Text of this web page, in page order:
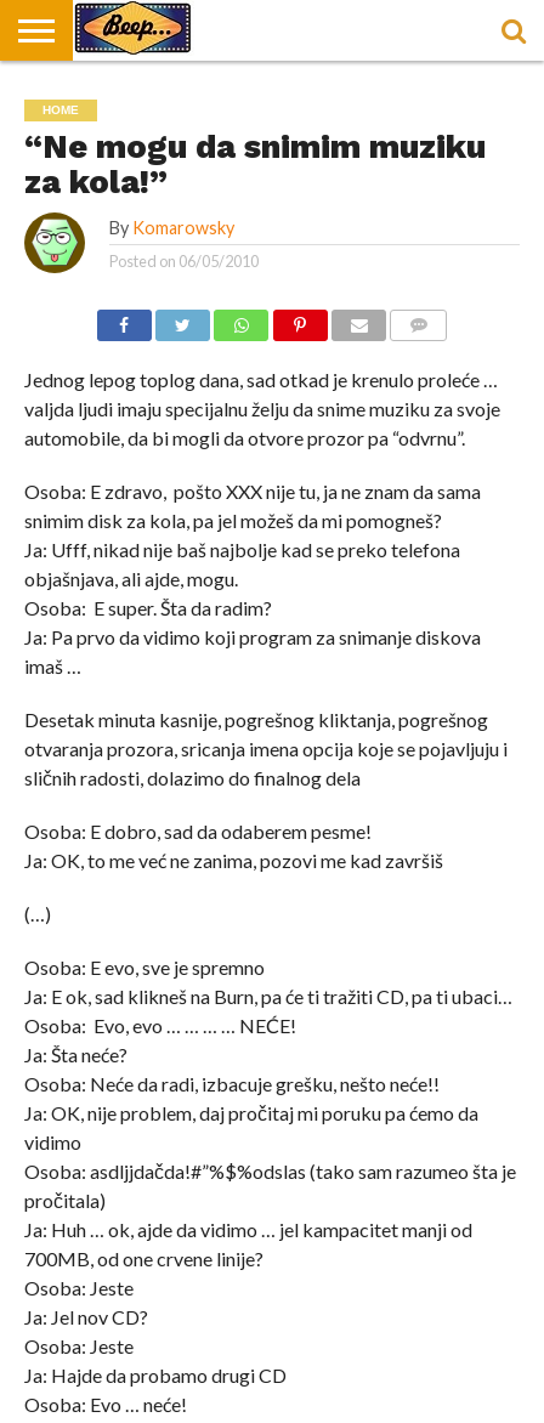
DORUČAK
U
BEOGRADU
SVAKODNEVICA
ENTERTAINMENT
LOKACIJE
ZA
DORUČAK
HRANA I
RECEPTI
NEPUSACKI
LOKALI
HOME
“Ne mogu da snimim muziku
za kola!”
By Komarowsky
Posted on 06/05/2010
Jednog lepog toplog dana, sad otkad je krenulo proleće …
valjda ljudi imaju specijalnu želju da snime muziku za svoje
automobile, da bi mogli da otvore prozor pa “odvrnu”.
Osoba: E zdravo, pošto XXX nije tu, ja ne znam da sama
snimim disk za kola, pa jel možeš da mi pomogneš?
Ja: Ufff, nikad nije baš najbolje kad se preko telefona
objašnjava, ali ajde, mogu.
Osoba: E super. Šta da radim?
Ja: Pa prvo da vidimo koji program za snimanje diskova
imaš …
Desetak minuta kasnije, pogrešnog kliktanja, pogrešnog
otvaranja prozora, sricanja imena opcija koje se pojavljuju i
sličnih radosti, dolazimo do finalnog dela
Osoba: E dobro, sad da odaberem pesme!
Ja: OK, to me već ne zanima, pozovi me kad završiš
(…)
Osoba: E evo, sve je spremno
Ja: E ok, sad klikneš na Burn, pa će ti tražiti CD, pa ti ubaci…
Osoba: Evo, evo … … … … NEĆE!
Ja: Šta neće?
Osoba: Neće da radi, izbacuje grešku, nešto neće!!
Ja: OK, nije problem, daj pročitaj mi poruku pa ćemo da
vidimo
Osoba: asdljjdačda!#”%$%odslas (tako sam razumeo šta je
pročitala)
Ja: Huh … ok, ajde da vidimo … jel kampacitet manji od
700MB, od one crvene linije?
Osoba: Jeste
Ja: Jel nov CD?
Osoba: Jeste
Ja: Hajde da probamo drugi CD
Osoba: Evo … neće!